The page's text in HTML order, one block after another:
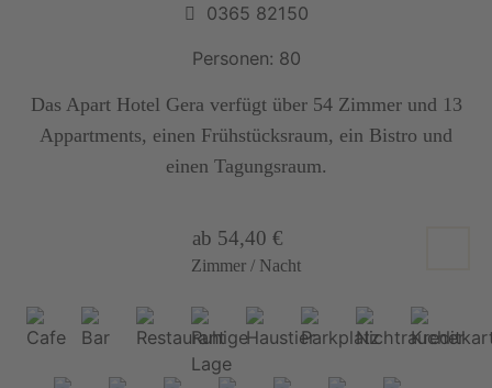
0365 82150
Personen: 80
Das Apart Hotel Gera verfügt über 54 Zimmer und 13
Appartments, einen Frühstücksraum, ein Bistro und
einen Tagungsraum.
ab 54,40 €
Zimmer / Nacht